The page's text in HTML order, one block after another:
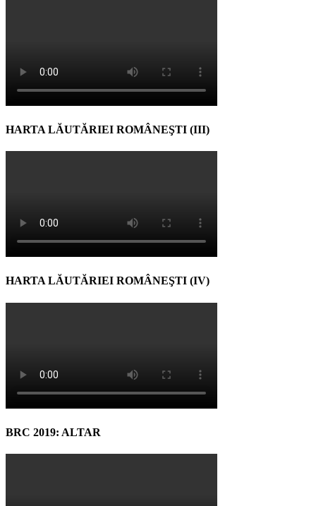
HARTA LĂUTĂRIEI ROMÂNEŞTI (III)
HARTA LĂUTĂRIEI ROMÂNEŞTI (IV)
BRC 2019: ALTAR